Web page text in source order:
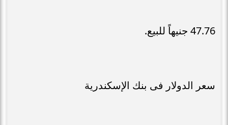
47.76 جنيهاً للبيع.
سعر الدولار فى بنك الإسكندرية